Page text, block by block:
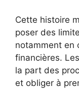
Cette histoire
poser des
notamment en
financières.
la part des
et obliger à